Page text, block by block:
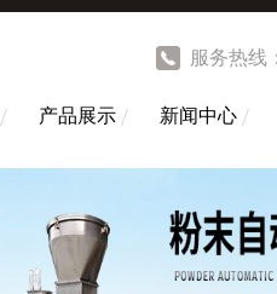
服务热线
产品展示 新闻中心